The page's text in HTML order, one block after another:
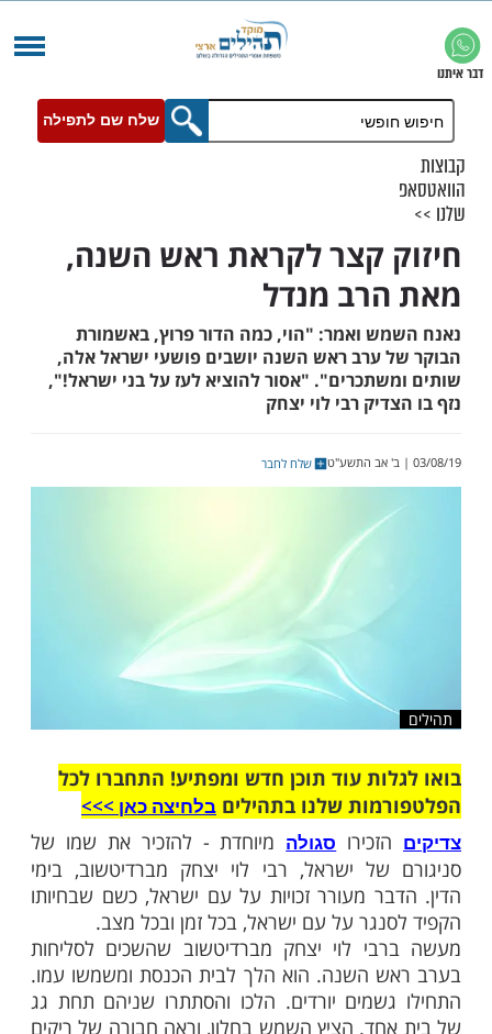
שלח שם לתפילה
קצר לקראת ראש השנה,
מנדל
ואמר: "הוי, כמה הדור פרוץ, באשמורת
"אסור להוציא לעז על בני ישראל!",
רבי לוי יצחק
שלח לחבר
עוד תוכן חדש ומפתיע! התחברו לכל
שלנו בתהיליםבלחיצה כאן >>>​